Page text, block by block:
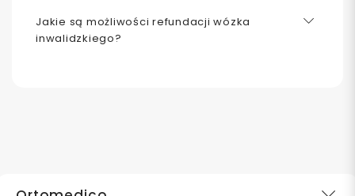
Jakie są możliwości refundacji wózka
inwalidzkiego?